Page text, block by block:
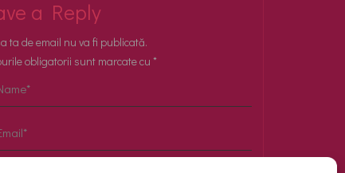
a Reply
ta de email nu va fi publicată.
obligatorii sunt marcate cu *